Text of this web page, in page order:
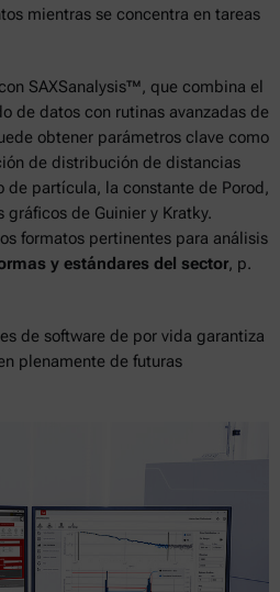
mientras se concentra en tareas
SAXSanalysis™, que combina el
de datos con rutinas avanzadas de
obtener parámetros clave como
de distribución de distancias
de partícula, la constante de Porod,
de Guinier y Kratky.
formatos pertinentes para análisis
y estándares del sector, p.
de software de por vida garantiza
plenamente de futuras